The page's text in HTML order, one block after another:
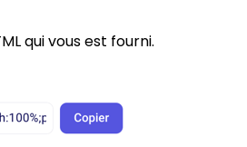
qui vous est fourni.